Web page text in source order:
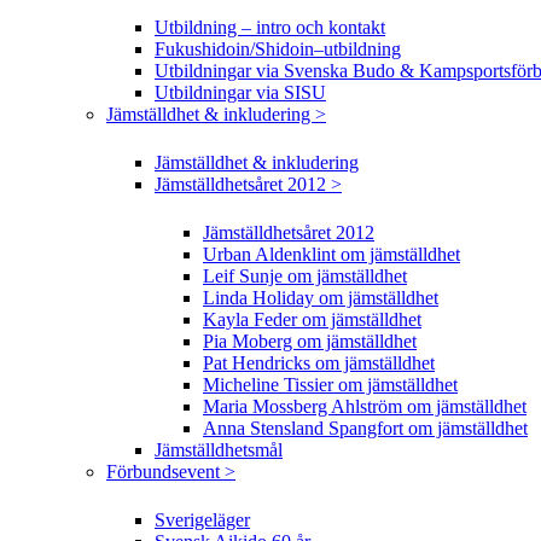
Utbildning – intro och kontakt
Fukushidoin/Shidoin–utbildning
Utbildningar via Svenska Budo &
Utbildningar via SISU
Jämställdhet & inkludering >
Jämställdhet & inkludering
Jämställdhetsåret 2012 >
Jämställdhetsåret 2012
Urban Aldenklint om jämställdhet
Leif Sunje om jämställdhet
Linda Holiday om jämställdhet
Kayla Feder om jämställdhet
Pia Moberg om jämställdhet
Pat Hendricks om jämställdhet
Micheline Tissier om jämställdhet
Maria Mossberg Ahlström om jämställdhet
Anna Stensland Spangfort om jämställdhet
Jämställdhetsmål
Förbundsevent >
Sverigeläger